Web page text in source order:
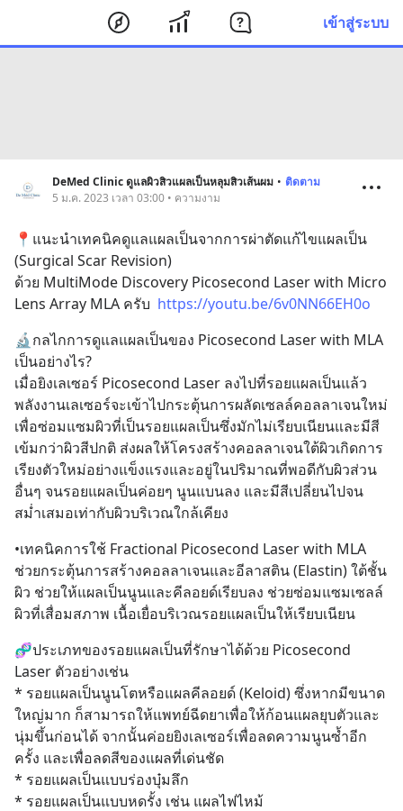
เข้าสู่ระบบ
DeMed Clinic ดูแลผิวสิวแผลเป็นหลุมสิวเส้นผม • ติดตาม
5 ม.ค. 2023 เวลา 03:00 • ความงาม
📍แนะนำเทคนิคดูแลแผลเป็นจากการผ่าตัดแก้ไขแผลเป็น
(Surgical Scar Revision)
ด้วย MultiMode Discovery Picosecond Laser with Micro
Lens Array MLA ครับ https://youtu.be/6v0NN66EH0o
🔬กลไกการดูแลแผลเป็นของ Picosecond Laser with MLA
เป็นอย่างไร?
เมื่อยิงเลเซอร์ Picosecond Laser ลงไปที่รอยแผลเป็นแล้ว
พลังงานเลเซอร์จะเข้าไปกระตุ้นการผลัดเซลล์คอลลาเจนใหม่
เพื่อซ่อมแซมผิวที่เป็นรอยแผลเป็นซึ่งมักไม่เรียบเนียนและมีสี
เข้มกว่าผิวสีปกติ ส่งผลให้โครงสร้างคอลลาเจนใต้ผิวเกิดการ
เรียงตัวใหม่อย่างแข็งแรงและอยู่ในปริมาณที่พอดีกับผิวส่วน
อื่นๆ จนรอยแผลเป็นค่อยๆ นูนแบนลง และมีสีเปลี่ยนไปจน
สม่ำเสมอเท่ากับผิวบริเวณใกล้เคียง
•เทคนิคการใช้ Fractional Picosecond Laser with MLA
ช่วยกระตุ้นการสร้างคอลลาเจนและอีลาสติน (Elastin) ใต้ชั้น
ผิว ช่วยให้แผลเป็นนูนและคีลอยด์เรียบลง ช่วยซ่อมแซมเซลล์
ผิวที่เสื่อมสภาพ เนื้อเยื่อบริเวณรอยแผลเป็นให้เรียบเนียน
🧬ประเภทของรอยแผลเป็นที่รักษาได้ด้วย Picosecond
Laser ตัวอย่างเช่น
* รอยแผลเป็นนูนโตหรือแผลคีลอยด์ (Keloid) ซึ่งหากมีขนาด
ใหญ่มาก ก็สามารถให้แพทย์ฉีดยาเพื่อให้ก้อนแผลยุบตัวและ
นุ่มขึ้นก่อนได้ จากนั้นค่อยยิงเลเซอร์เพื่อลดความนูนซ้ำอีก
ครั้ง และเพื่อลดสีของแผลที่เด่นชัด
* รอยแผลเป็นแบบร่องบุ๋มลึก
* รอยแผลเป็นแบบหดรั้ง เช่น แผลไฟไหม้